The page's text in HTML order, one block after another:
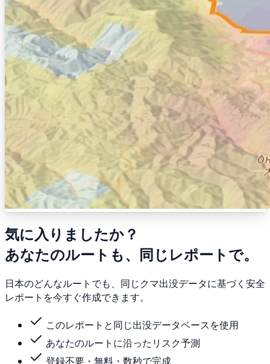
気に入りましたか？
あなたのルートも、同じレポートで。
日本のどんなルートでも、同じクマ出没データに基づく安全
レポートを今すぐ作成できます。
このレポートと同じ出没データベースを使用
あなたのルートに沿ったリスク予測
登録不要・無料・数秒で完成